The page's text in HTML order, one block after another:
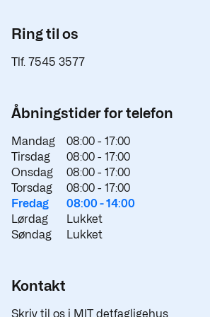
Ring til os
Tlf. 7545 3577
Åbningstider for telefon
Mandag 08:00 - 17:00
Tirsdag
08:00 - 17:00
Onsdag
08:00 - 17:00
Torsdag
08:00 - 17:00
Fredag
08:00 -14:00
Lørdag
Lukket
Søndag
Lukket
Kontakt
Skriv til os i MIT detfagligehus